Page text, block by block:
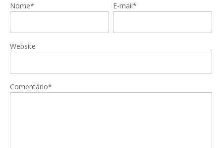
Nome* E-mail*
Website
Comentário*